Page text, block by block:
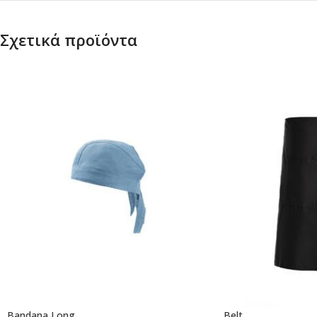
Σχετικά προϊόντα